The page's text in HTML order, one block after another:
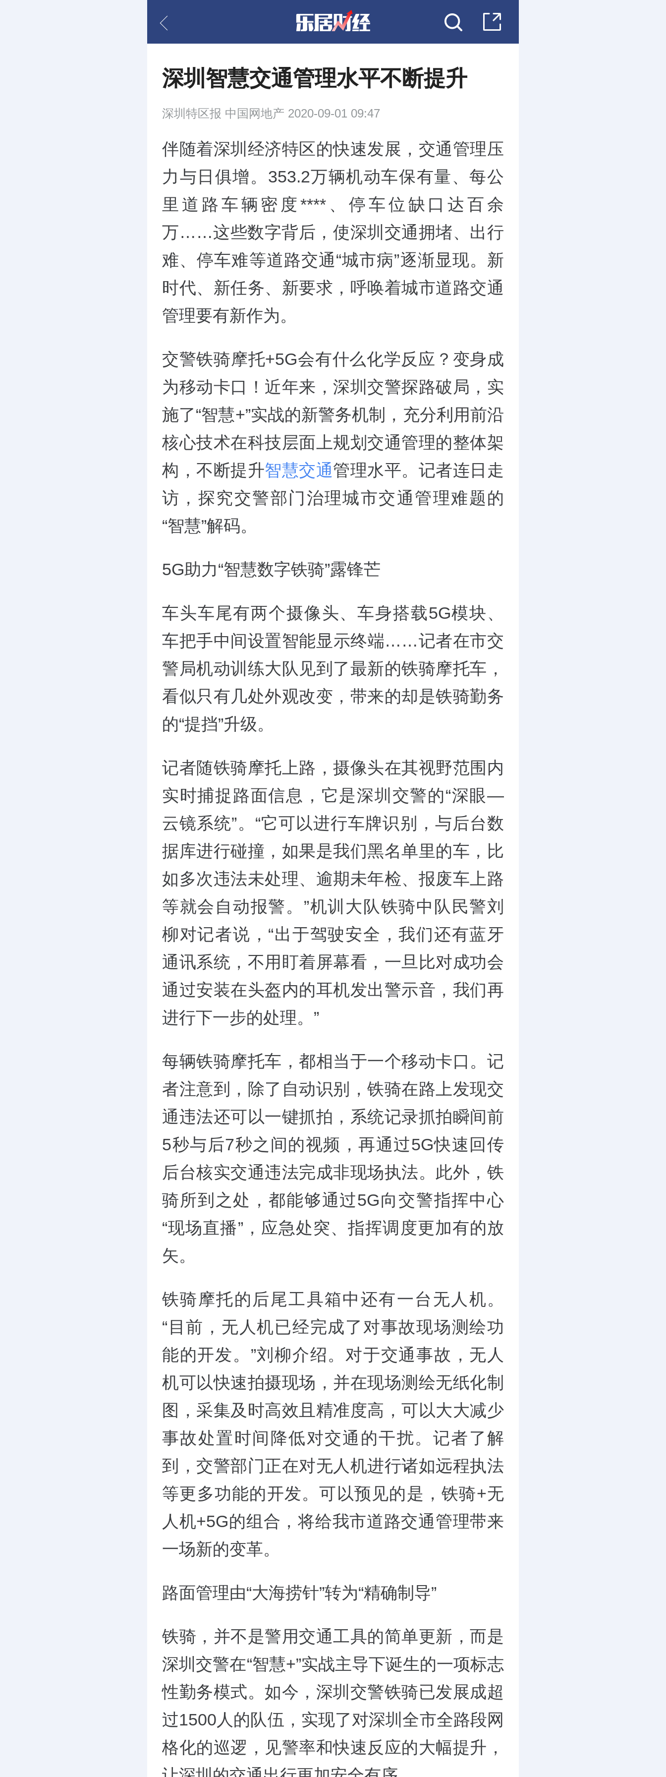
深圳智慧交通管理水平不断提升
深圳特区报 中国网地产 2020-09-01 09:47
伴随着深圳经济特区的快速发展，交通管理压
力与日俱增。353.2万辆机动车保有量、每公
里道路车辆密度****、停车位缺口达百余
万……这些数字背后，使深圳交通拥堵、出行
难、停车难等道路交通“城市病”逐渐显现。新
时代、新任务、新要求，呼唤着城市道路交通
管理要有新作为。
交警铁骑摩托+5G会有什么化学反应？变身成
为移动卡口！近年来，深圳交警探路破局，实
施了“智慧+”实战的新警务机制，充分利用前沿
核心技术在科技层面上规划交通管理的整体架
构，不断提升智慧交通管理水平。记者连日走
访，探究交警部门治理城市交通管理难题的
“智慧”解码。
5G助力“智慧数字铁骑”露锋芒
车头车尾有两个摄像头、车身搭载5G模块、
车把手中间设置智能显示终端……记者在市交
警局机动训练大队见到了最新的铁骑摩托车，
看似只有几处外观改变，带来的却是铁骑勤务
的“提挡”升级。
记者随铁骑摩托上路，摄像头在其视野范围内
实时捕捉路面信息，它是深圳交警的“深眼—
云镜系统”。“它可以进行车牌识别，与后台数
据库进行碰撞，如果是我们黑名单里的车，比
如多次违法未处理、逾期未年检、报废车上路
等就会自动报警。”机训大队铁骑中队民警刘
柳对记者说，“出于驾驶安全，我们还有蓝牙
通讯系统，不用盯着屏幕看，一旦比对成功会
通过安装在头盔内的耳机发出警示音，我们再
进行下一步的处理。”
每辆铁骑摩托车，都相当于一个移动卡口。记
者注意到，除了自动识别，铁骑在路上发现交
通违法还可以一键抓拍，系统记录抓拍瞬间前
5秒与后7秒之间的视频，再通过5G快速回传
后台核实交通违法完成非现场执法。此外，铁
骑所到之处，都能够通过5G向交警指挥中心
“现场直播”，应急处突、指挥调度更加有的放
矢。
铁骑摩托的后尾工具箱中还有一台无人机。
“目前，无人机已经完成了对事故现场测绘功
能的开发。”刘柳介绍。对于交通事故，无人
机可以快速拍摄现场，并在现场测绘无纸化制
图，采集及时高效且精准度高，可以大大减少
事故处置时间降低对交通的干扰。记者了解
到，交警部门正在对无人机进行诸如远程执法
等更多功能的开发。可以预见的是，铁骑+无
人机+5G的组合，将给我市道路交通管理带来
一场新的变革。
路面管理由“大海捞针”转为“精确制导”
铁骑，并不是警用交通工具的简单更新，而是
深圳交警在“智慧+”实战主导下诞生的一项标志
性勤务模式。如今，深圳交警铁骑已发展成超
过1500人的队伍，实现了对深圳全市全路段网
格化的巡逻，见警率和快速反应的大幅提升，